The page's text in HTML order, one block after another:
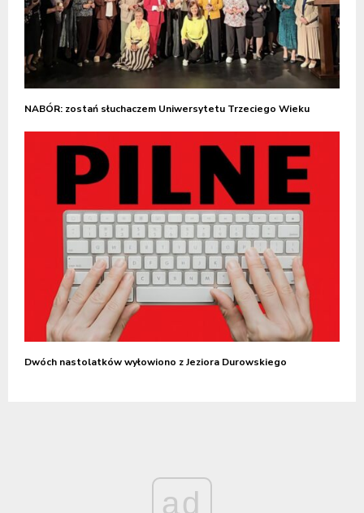
NABÓR: zostań słuchaczem Uniwersytetu Trzeciego Wieku
Dwóch nastolatków wyłowiono z Jeziora Durowskiego
ad